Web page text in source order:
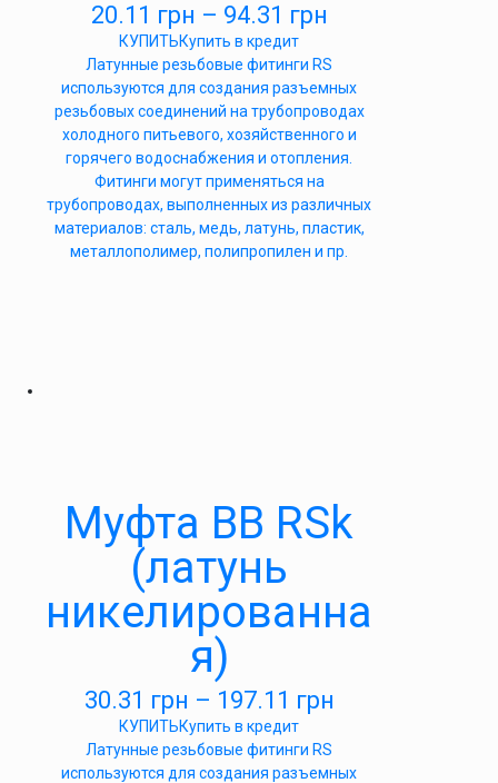
20.11 грн – 94.31 грн
КУПИТЬКупить в кредит
Латунные резьбовые фитинги RS
используются для создания разъемных
резьбовых соединений на трубопроводах
холодного питьевого, хозяйственного и
горячего водоснабжения и отопления.
Фитинги могут применяться на
трубопроводах, выполненных из различных
материалов: сталь, медь, латунь, пластик,
металлополимер, полипропилен и пр.
Муфта ВВ RSk
(латунь
никелированна
я)
30.31 грн – 197.11 грн
КУПИТЬКупить в кредит
Латунные резьбовые фитинги RS
используются для создания разъемных